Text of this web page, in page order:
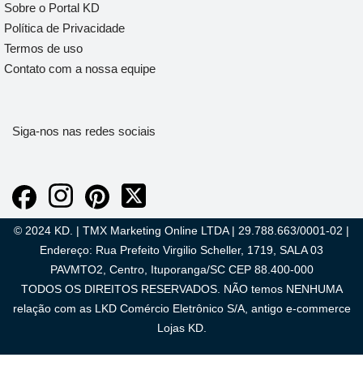
Sobre o Portal KD
Política de Privacidade
Termos de uso
Contato com a nossa equipe
Siga-nos nas redes sociais
© 2024 KD. | TMX Marketing Online LTDA | 29.788.663/0001-02 |
Endereço: Rua Prefeito Virgilio Scheller, 1719, SALA 03
PAVMTO2, Centro, Ituporanga/SC CEP 88.400-000
TODOS OS DIREITOS RESERVADOS. NÃO temos NENHUMA
relação com as LKD Comércio Eletrônico S/A, antigo e-commerce
Lojas KD.